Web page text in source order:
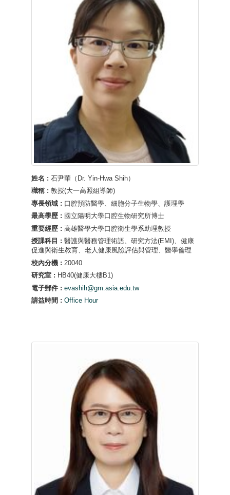
姓名 : 石尹華（Dr. Yin-Hwa Shih）
職稱 : 教授(大一高照組導師)
專長領域 : 口腔預防醫學、細胞分子生物學、護理學
最高學歷 : 國立陽明大學口腔生物研究所博士
重要經歷 : 高雄醫學大學口腔衛生學系助理教授
授課科目 : 醫護與醫務管理術語、研究方法(EMI)、健康
促進與衛生教育、老人健康風險評估與管理、醫學倫理
校內分機 : 20040
研究室 : HB40(健康大樓B1)
電子郵件 : evashih@gm.asia.edu.tw
請益時間 : Office Hour